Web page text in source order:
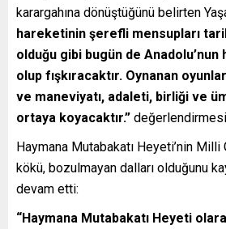
karargahına dönüştüğünü belirten
hareketinin şerefli mensupları
olduğu gibi bugün de Anadolu’nun
olup fışkıracaktır. Oynanan
ve maneviyatı, adaleti, birliği ve
ortaya koyacaktır.”
Haymana Mutabakatı Heyeti’nin Milli
kökü, bozulmayan dalları olduğunu
devam etti:
“Haymana Mutabakatı Heyeti